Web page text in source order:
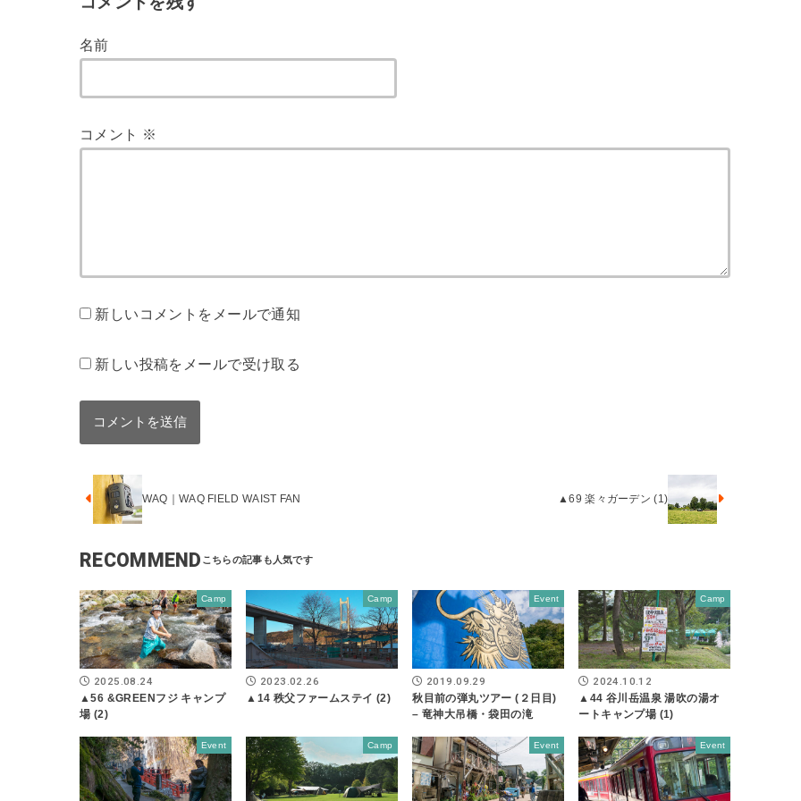
名前
コメント ※
新しいコメントをメールで通知
新しい投稿をメールで受け取る
WAQ｜WAQ FIELD WAIST FAN ▲69 楽々ガーデン (1)
RECOMMEND
Camp
2025.08.24
▲56 &GREENフジ キャンプ
場 (2)
Camp
2023.02.26
▲14 秩父ファームステイ (2)
Event
2019.09.29
秋目前の弾丸ツアー (２日目)
– 竜神大吊橋・袋田の滝
Camp
2024.10.12
▲44 谷川岳温泉 湯吹の湯オ
ートキャンプ場 (1)
Event Camp Event Event